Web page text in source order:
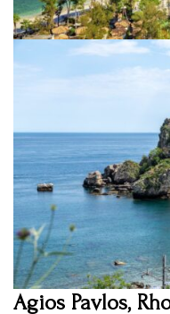
Agios Pavlos,